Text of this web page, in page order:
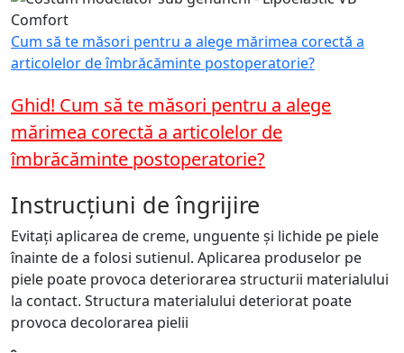
Cum să te măsori pentru a alege mărimea corectă a
articolelor de îmbrăcăminte postoperatorie?
Ghid! Cum să te măsori pentru a alege
mărimea corectă a articolelor de
îmbrăcăminte postoperatorie?
Instrucțiuni de îngrijire
Evitați aplicarea de creme, unguente și lichide pe piele
înainte de a folosi sutienul. Aplicarea produselor pe
piele poate provoca deteriorarea structurii materialului
la contact. Structura materialului deteriorat poate
provoca decolorarea pielii